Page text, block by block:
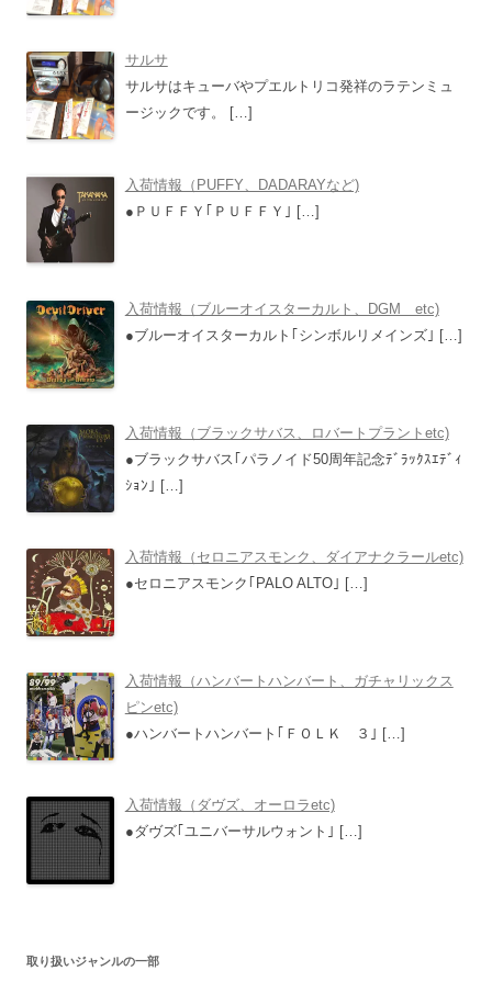
サルサ
サルサはキューバやプエルトリコ発祥のラテンミュ
ージックです。
[…]
入荷情報（PUFFY、DADARAYなど)
●ＰＵＦＦＹ｢ＰＵＦＦＹ｣ […]
入荷情報（ブルーオイスターカルト、DGM etc)
●ブルーオイスターカルト｢シンボルリメインズ｣ […]
入荷情報（ブラックサバス、ロバートプラントetc)
●ブラックサバス｢パラノイド50周年記念ﾃﾞﾗｯｸｽｴﾃﾞｨ
ｼｮﾝ｣ […]
入荷情報（セロニアスモンク、ダイアナクラールetc)
●セロニアスモンク｢PALO ALTO｣ […]
入荷情報（ハンバートハンバート、ガチャリックス
ピンetc)
●ハンバートハンバート｢ＦＯＬＫ ３｣ […]
入荷情報（ダヴズ、オーロラetc)
●ダヴズ｢ユニバーサルウォント｣ […]
取り扱いジャンルの一部